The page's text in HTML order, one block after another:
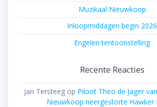
Muzikaal Nieuwkoop
Inloopmiddagen begin 2026
Engelen tentoonstelling
Recente Reacties
Jan Tersteegop Piloot Theo de Jager
Nieuwkoop neergestorte Hawker